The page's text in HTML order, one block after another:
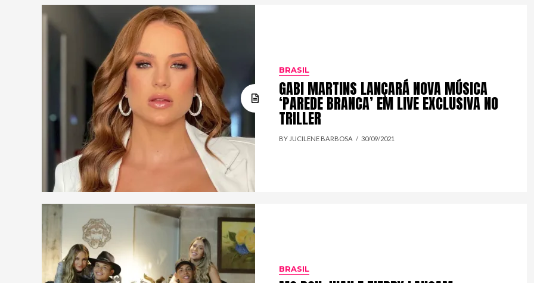
BRASIL
GABI MARTINS LANÇARÁ NOVA MÚSICA
‘PAREDE BRANCA’ EM LIVE EXCLUSIVA NO
TRILLER
BY JUCILENE BARBOSA 30/09/2021
BRASIL